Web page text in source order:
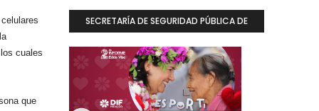
cuales
que
SECRETARÍA DE SEGURIDAD PÚBLICA DE